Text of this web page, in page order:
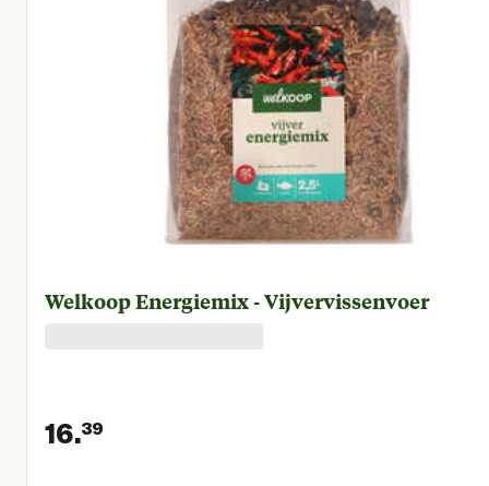
Welkoop Energiemix - Vijvervissenvoer
16.39